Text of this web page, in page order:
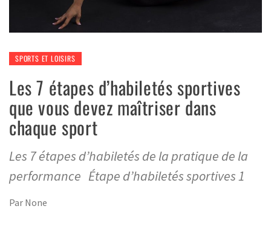
SPORTS ET LOISIRS
Les 7 étapes d’habiletés sportives
que vous devez maîtriser dans
chaque sport
Les 7 étapes d’habiletés de la pratique de la
performance Étape d’habiletés sportives 1
Par None